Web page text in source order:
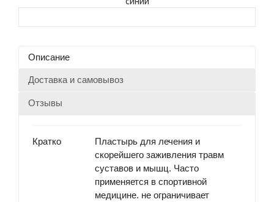
Описание
Доставка и самовывоз
Отзывы
Кратко
Пластырь для лечения и
скорейшего заживления травм
суставов и мышц. Часто
применяется в спортивной
медицине. не ограничивает